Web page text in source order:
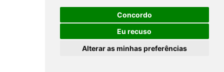
Concordo
Eu recuso
Alterar as minhas preferências